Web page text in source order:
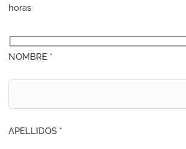
horas.
NOMBRE *
APELLIDOS *